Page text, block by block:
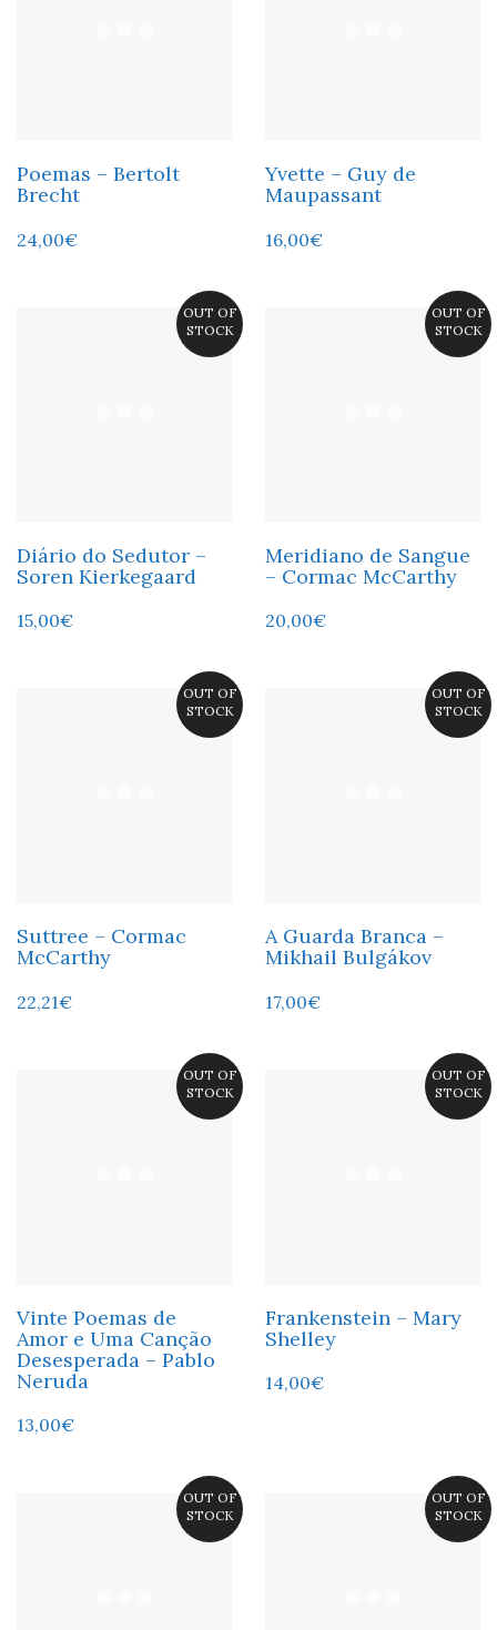
Poemas – Bertolt
Brecht
24,00€
Yvette – Guy de
Maupassant
16,00€
OUT OF
STOCK
Diário do Sedutor –
Soren Kierkegaard
15,00€
OUT OF
STOCK
Meridiano de Sangue
– Cormac McCarthy
20,00€
OUT OF
STOCK
Suttree – Cormac
McCarthy
22,21€
OUT OF
STOCK
A Guarda Branca –
Mikhail Bulgákov
17,00€
OUT OF
STOCK
Vinte Poemas de
Amor e Uma Canção
Desesperada – Pablo
Neruda
13,00€
OUT OF
STOCK
Frankenstein – Mary
Shelley
14,00€
OUT OF
STOCK
OUT OF
STOCK